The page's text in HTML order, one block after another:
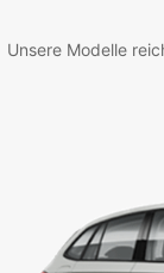
Unsere Modelle